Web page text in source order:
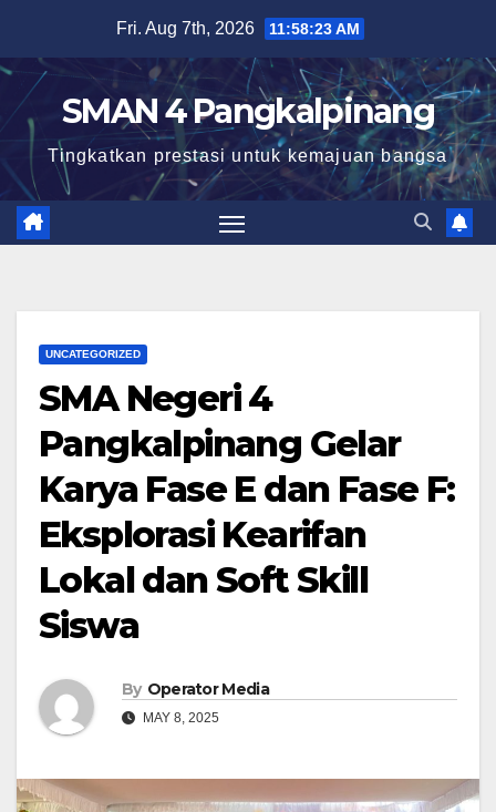
content
Fri. Aug 7th, 2026 11:58:24 AM
SMAN 4 Pangkalpinang
Tingkatkan prestasi untuk kemajuan bangsa
UNCATEGORIZED
SMA Negeri 4
Pangkalpinang Gelar
Karya Fase E dan Fase F:
Eksplorasi Kearifan
Lokal dan Soft Skill
Siswa
By Operator Media
MAY 8, 2025